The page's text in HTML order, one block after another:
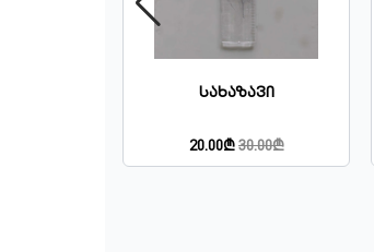
Სახაზავი
20.00₾ 30.00₾